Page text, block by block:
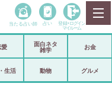
当たる占い師 占い 登録• ログイン
マイルーム
愛
面白ネタ
雑学
お金
生活 動物 グルメ